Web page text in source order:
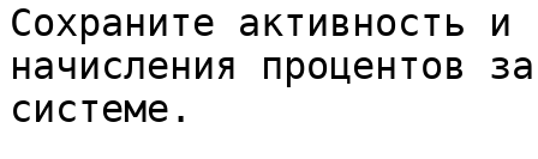
Сохраните активность
начисления процентов
системе.